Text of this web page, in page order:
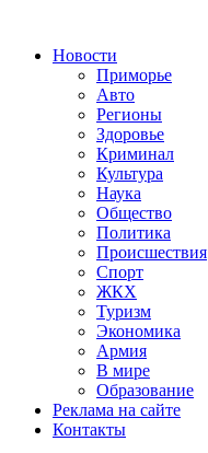
Новости
Приморье
Авто
Регионы
Здоровье
Криминал
Культура
Наука
Общество
Политика
Происшествия
Спорт
ЖКХ
Туризм
Экономика
Армия
В мире
Образование
Реклама на сайте
Контакты